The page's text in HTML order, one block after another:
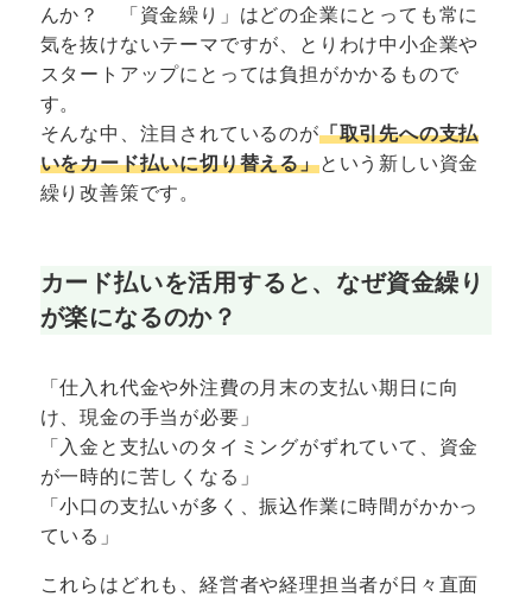
んか？ 「資金繰り」はどの企業にとっても常に
気を抜けないテーマですが、とりわけ中小企業や
スタートアップにとっては負担がかかるもので
す。
そんな中、注目されているのが「取引先への支払
いをカード払いに切り替える」という新しい資金
繰り改善策です。
カード払いを活用すると、なぜ資金繰り
が楽になるのか？
「仕入れ代金や外注費の月末の支払い期日に向
け、現金の手当が必要」
「入金と支払いのタイミングがずれていて、資金
が一時的に苦しくなる」
「小口の支払いが多く、振込作業に時間がかかっ
ている」
これらはどれも、経営者や経理担当者が日々直面